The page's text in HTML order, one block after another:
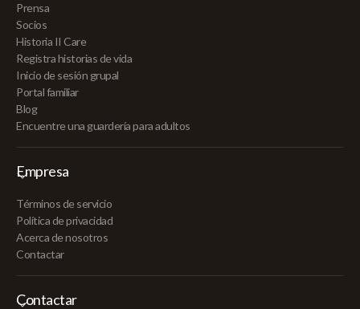
Prensa
Socios
Historia II Care
Registra historias de vida
Inicio de sesión grupal
Portal familiar
Blog
Encuentre una guardería para adultos
Empresa
Términos de servicio
Política de privacidad
Acerca de nosotros
Contactar
Contactar